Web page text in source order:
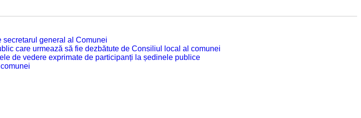
general al Comunei
care urmează să fie dezbătute de Consiliul local al comunei
de vedere exprimate de participanți la ședinele publice